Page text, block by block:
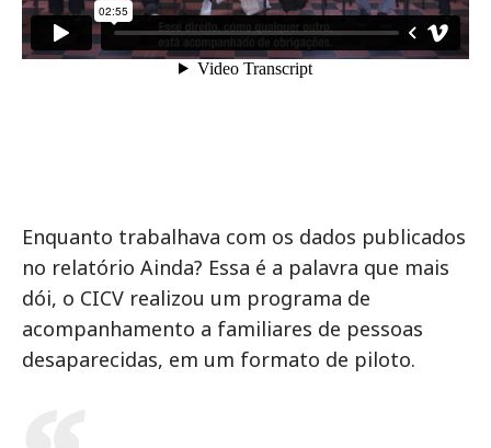
Enquanto trabalhava com os dados publicados
no relatório Ainda? Essa é a palavra que mais
dói, o CICV realizou um programa de
acompanhamento a familiares de pessoas
desaparecidas, em um formato de piloto.